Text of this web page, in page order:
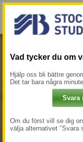
Vad tycker du om
Hjälp oss bli bättre
Det tar bara några
Om du först vill se dig
välja alternativet "Svara